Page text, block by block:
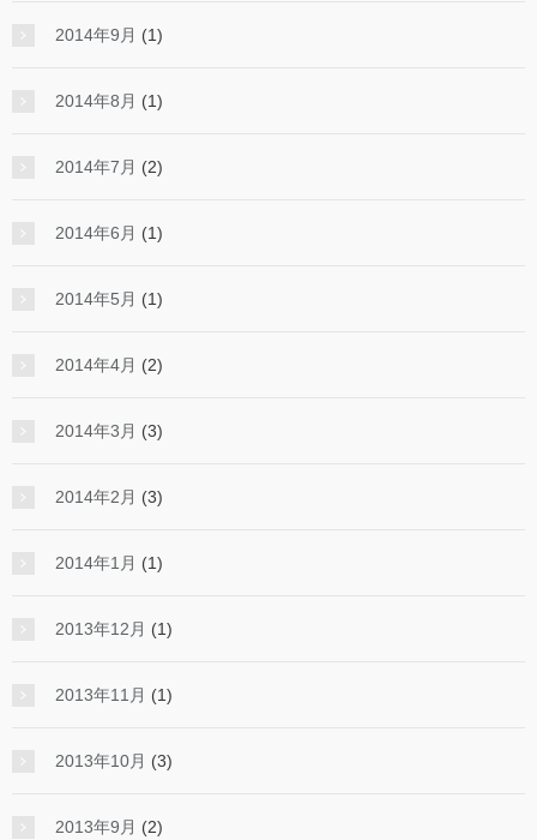
2014年9月 (1)
2014年8月 (1)
2014年7月 (2)
2014年6月 (1)
2014年5月 (1)
2014年4月 (2)
2014年3月 (3)
2014年2月 (3)
2014年1月 (1)
2013年12月 (1)
2013年11月 (1)
2013年10月 (3)
2013年9月 (2)